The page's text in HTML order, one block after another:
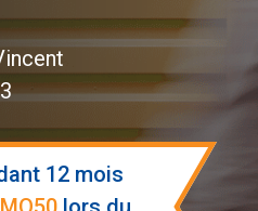
12 mois